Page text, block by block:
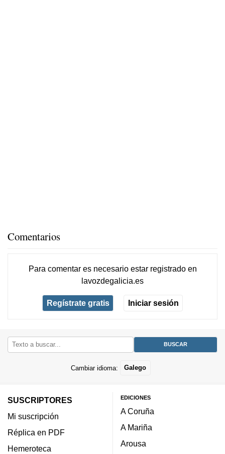
Comentarios
Para comentar es necesario estar registradoen
lavozdegalicia.es
Regístrate gratis Iniciar sesión
Cambiar idioma: Galego
SUSCRIPTORES
Mi suscripción
Réplica en PDF
Hemeroteca
EDICIONES
A Coruña
A Mariña
Arousa